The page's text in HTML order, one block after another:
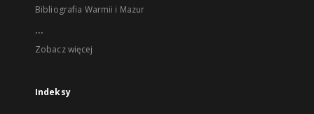
Bibliografia Warmii i Mazur
...
Zobacz więcej
Indeksy